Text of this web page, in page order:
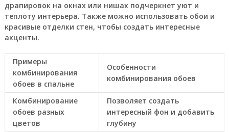
драпировок на окнах или нишах подчеркнет уют и
теплоту интерьера. Также можно использовать обои и
красивые отделки стен, чтобы создать интересные
акценты.
Примеры
комбинирования
обоев в спальне
Особенности
комбинирования обоев
Комбинирование
обоев разных
цветов
Позволяет создать
интересный фон и добавить
глубину